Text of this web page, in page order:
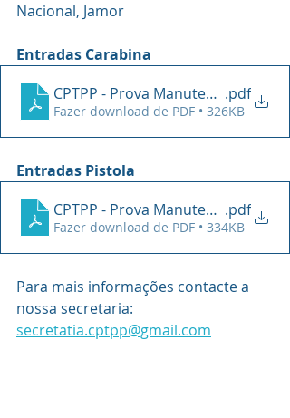
Nacional, Jamor
Entradas Carabina
CPTPP - Prova Manutenção
.pdf
Fazer download de PDF • 326KB
Entradas Pistola
CPTPP - Prova Manutenção
.pdf
Fazer download de PDF • 334KB
Para mais informações contacte a
nossa secretaria:
secretatia.cptpp@gmail.com